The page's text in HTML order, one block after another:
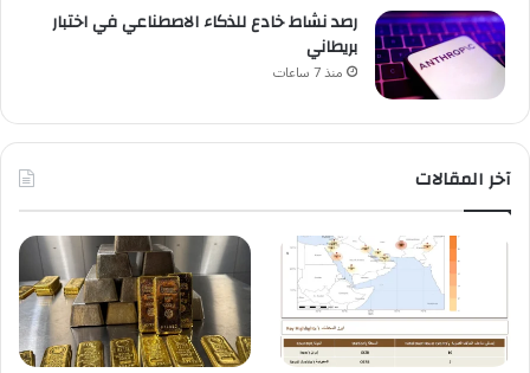
رصد نشاط خادع للذكاء الاصطناعي في اختبار
بريطاني
منذ 7 ساعات
آخر المقالات